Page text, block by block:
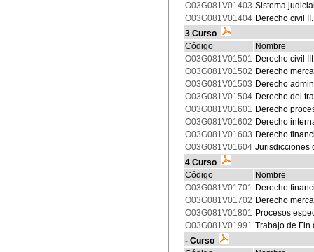
O03G081V01403 Sistema
O03G081V01404 Derecho civil
3 Curso
Código
Nombre
O03G081V01501 Derecho civil
O03G081V01502 Derecho
O03G081V01503 Derecho
O03G081V01504 Derecho del
O03G081V01601 Derecho
O03G081V01602 Derecho
O03G081V01603 Derecho
O03G081V01604 Jurisdicciones
4 Curso
Código
Nombre
O03G081V01701 Derecho
O03G081V01702 Derecho
O03G081V01801 Procesos
O03G081V01991 Trabajo de Fin
- Curso